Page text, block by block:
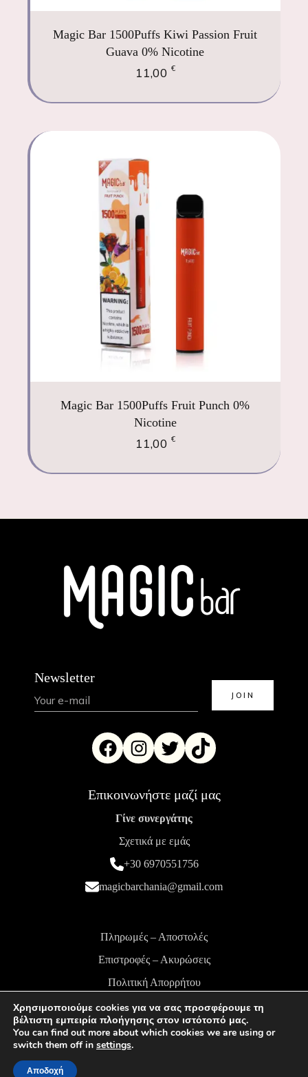
Magic Bar 1500Puffs Kiwi Passion Fruit
Guava 0% Nicotine
11,00 €
Magic Bar 1500Puffs Fruit Punch 0%
Nicotine
11,00 €
Newsletter
Επικοινωνήστε μαζί μας
Γίνε συνεργάτης
Σχετικά με εμάς
+30 6970551756
magicbarchania@gmail.com
Πληρωμές – Αποστολές
Επιστροφές – Ακυρώσεις
Πολιτική Απορρήτου
Όροι και Προϋποθέσεις
Χρησιμοποιούμε cookies για να σας προσφέρουμε τη
βέλτιστη εμπειρία πλοήγησης στον ιστότοπό μας.
You can find out more about which cookies we are using or
switch them off in settings.
Αποδοχή